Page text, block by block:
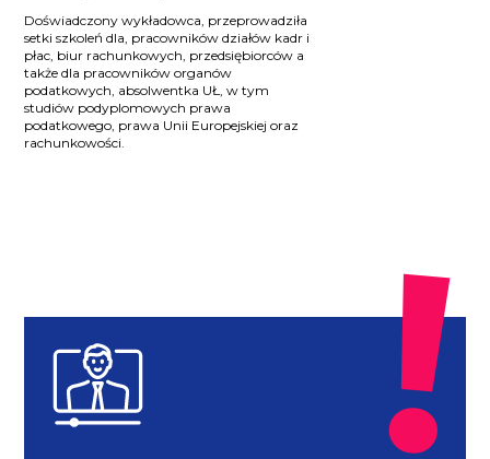
Doświadczony wykładowca, przeprowadziła
setki szkoleń dla, pracowników działów kadr i
płac, biur rachunkowych, przedsiębiorców a
także dla pracowników organów
podatkowych, absolwentka UŁ, w tym
studiów podyplomowych prawa
podatkowego, prawa Unii Europejskiej oraz
rachunkowości.